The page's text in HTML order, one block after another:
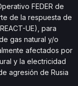
FEDER de
de la respuesta de
UE), para
gas natural y/o
afectados por
y la electricidad
agresión de Rusia